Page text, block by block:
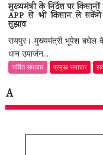
मुख्यमंत्री के निर्देश पर
APP से भी किसान ले सकेंगे
सुझाव
रायपुर। मुख्यमंत्री भूपेश बघेल
धान उपार्जन...
चर्चित समाचार प्रमुख समाचार
A